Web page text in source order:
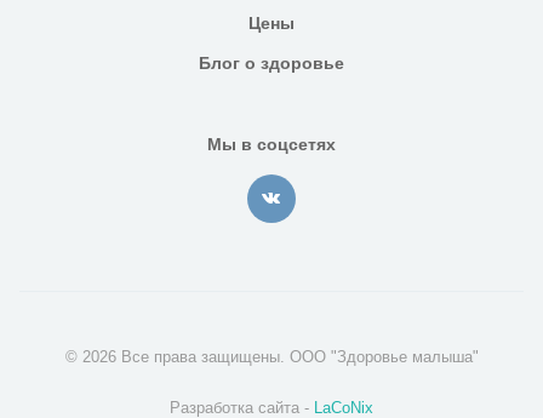
Цены
Блог о здоровье
Мы в соцсетях
© 2026 Все права защищены. ООО "Здоровье малыша"
Разработка сайта - LaCoNix